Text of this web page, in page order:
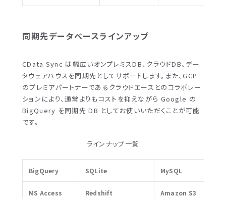
同期先データベースラインアップ
CData Sync は幅広いオンプレミスDB、クラウドDB、デー
タウェアハウスを同期先としてサポートします。また、GCP
のプレミアパートナーであるクラウドエースとのコラボレー
ションにより、通常よりもコストを抑えながら Google の
BigQuery を同期先 DB としてお使いいただくことが可能
です。
ラインナップ一覧
BigQuery SQLite MySQL
MS Access Redshift Amazon S3